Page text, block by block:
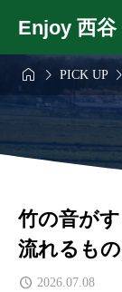
Enjoy 西谷
  PICK UP 
竹の音が
流れるも
2026.07.08